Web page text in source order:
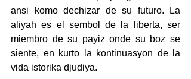
ansi komo dechizar de su futuro. La
aliyah es el sembol de la liberta, ser
miembro de su payiz onde su boz se
siente, en kurto la kontinuasyon de la
vida istorika djudiya.